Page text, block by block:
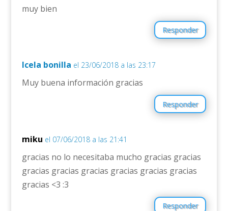
muy bien
Responder
Icela bonilla el 23/06/2018 a las 23:17
Muy buena información gracias
Responder
miku el 07/06/2018 a las 21:41
gracias no lo necesitaba mucho gracias gracias
gracias gracias gracias gracias gracias gracias
gracias <3 :3
Responder